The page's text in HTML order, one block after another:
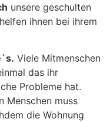
unsere geschulten
ihnen bei ihrem
Viele Mitmenschen
das ihr
Probleme hat.
Menschen muss
die Wohnung